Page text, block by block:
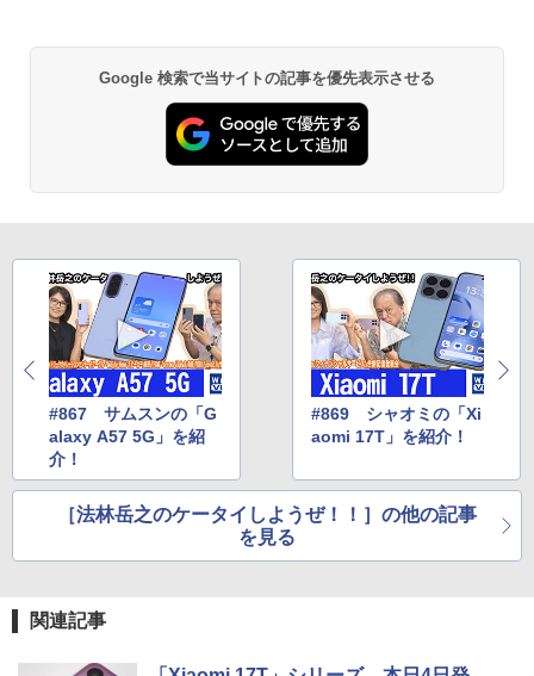
Google 検索で当サイトの記事を優先表示させる
#867 サムスンの「G
alaxy A57 5G」を紹
介！
#869 シャオミの「Xi
aomi 17T」を紹介！
［法林岳之のケータイしようぜ！！］の他の記事
を見る
関連記事